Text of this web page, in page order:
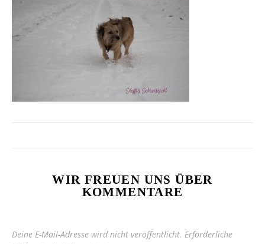
WIR FREUEN UNS ÜBER
KOMMENTARE
Deine E-Mail-Adresse wird nicht veröffentlicht. Erforderliche